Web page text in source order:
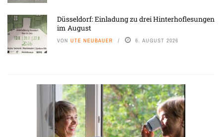
Düsseldorf: Einladung zu drei Hinterhoflesungen
im August
VON UTE NEUBAUER 6. AUGUST 2026